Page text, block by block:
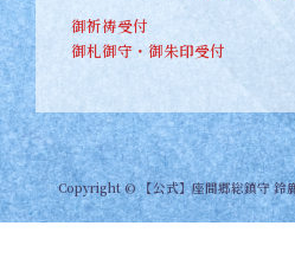
御祈祷受付
御札御守・御朱印受付
Copyright © 【公式】座間郷総鎮守